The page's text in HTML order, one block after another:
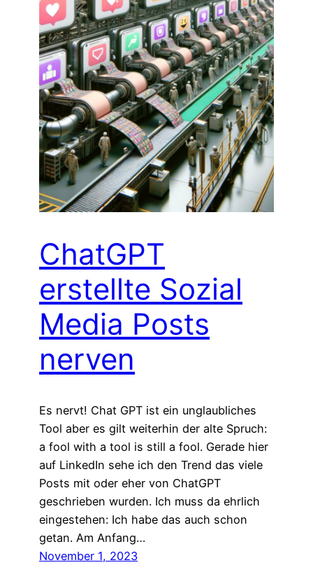
ChatGPT
erstellte Sozial
Media Posts
nerven
Es nervt! Chat GPT ist ein unglaubliches
Tool aber es gilt weiterhin der alte Spruch:
a fool with a tool is still a fool. Gerade hier
auf LinkedIn sehe ich den Trend das viele
Posts mit oder eher von ChatGPT
geschrieben wurden. Ich muss da ehrlich
eingestehen: Ich habe das auch schon
getan. Am Anfang…
November 1, 2023